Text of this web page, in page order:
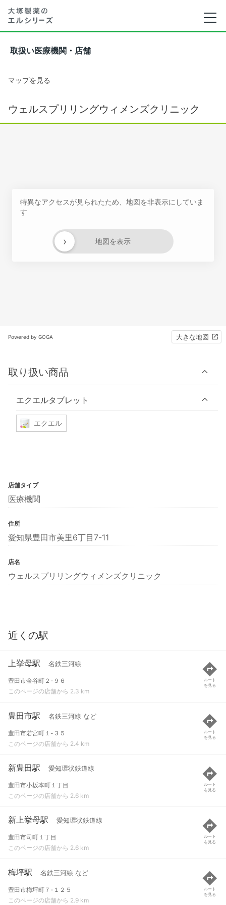
取扱い医療機関・店舗
マップを見る
ウェルスプリリングウィメンズクリニック
特異なアクセスが見られたため、地図を非表示にしていま
す
地図を表示
›
Powered by GOGA 大きな地図
取り扱い商品
エクエルタブレット
エクエル
店舗タイプ
医療機関
住所
愛知県豊田市美里6丁目7-11
店名
ウェルスプリリングウィメンズクリニック
近くの駅
上挙母駅 名鉄三河線
豊田市金谷町２-９６
このページの店舗から 2.3 km
ルート
を見る
豊田市駅 名鉄三河線 など
豊田市若宮町１-３５
このページの店舗から 2.4 km
ルート
を見る
新豊田駅 愛知環状鉄道線
豊田市小坂本町１丁目
このページの店舗から 2.6 km
ルート
を見る
新上挙母駅 愛知環状鉄道線
豊田市司町１丁目
このページの店舗から 2.6 km
ルート
を見る
梅坪駅 名鉄三河線 など
豊田市梅坪町７-１２５
このページの店舗から 2.9 km
ルート
を見る